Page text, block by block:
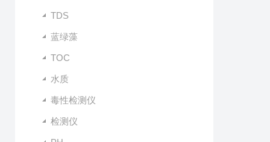
TDS
蓝绿藻
TOC
水质
毒性检测仪
检测仪